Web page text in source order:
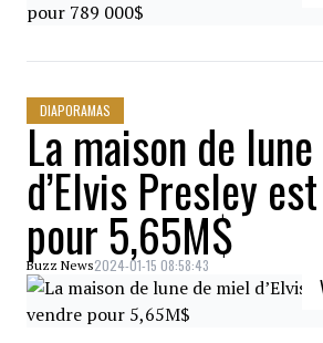
DIAPORAMAS
La maison de
d’Elvis Presley
pour 5,65M$
Buzz News2024-01-15 08:58:43